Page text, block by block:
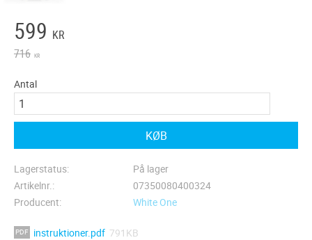
Nedsat pris:
599 KR
Original pris:
716 KR
Antal
KØB
Lagerstatus
På lager
Artikelnr.
07350080400324
Producent
White One
instruktioner.pdf 791KB